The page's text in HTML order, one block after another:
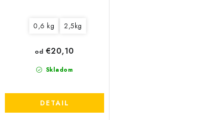
0,6 kg 2,5kg
Skladom
od €20,10
DETAIL